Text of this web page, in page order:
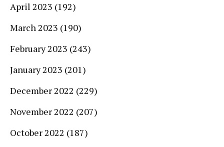
April 2023 (192)
March 2023 (190)
February 2023 (243)
January 2023 (201)
December 2022 (229)
November 2022 (207)
October 2022 (187)